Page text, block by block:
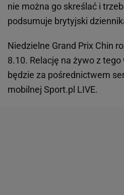
nie można go skreślać i
podsumuje brytyjski
Niedzielne Grand Prix Chin
8.10. Relację na żywo z
będzie za pośrednictwem
mobilnej Sport.pl LIVE.